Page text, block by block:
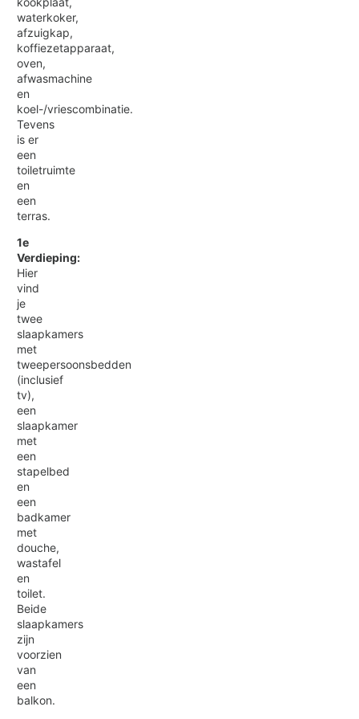
waterkoker,
afzuigkap,
koffiezetapparaat,
oven,
afwasmachine
en
koel-/vriescombinatie.
Tevens
is er
een
toiletruimte
en
een
terras.
1e
Verdieping:
Hier
vind
je
twee
slaapkamers
met
tweepersoonsbedden
(inclusief
tv),
een
slaapkamer
met
een
stapelbed
en
een
badkamer
met
douche,
wastafel
en
toilet.
Beide
slaapkamers
zijn
voorzien
van
een
balkon.